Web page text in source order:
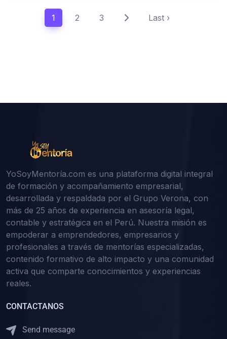
1 2 3 Last ›
YoSoyMentoría.com es una plataforma digital integral
de formación y acompañamiento empresarial,
desarrollada y respaldada por el Grupo Verona, con
más de 25 años de experiencia en asesoría legal,
contable y estratégica en el Perú. Nuestra misión es
empoderar a emprendedores, empresarios y
profesionales a través de mentorías especializadas,
contenido formativo de alto impacto y una comunidad
activa que comparte conocimientos y experiencias
reales.
CONTACTANOS
Send message